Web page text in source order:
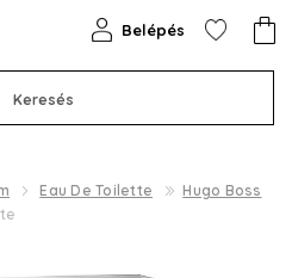
Keresés
Belépés
Eau De Toilette
Hugo Boss